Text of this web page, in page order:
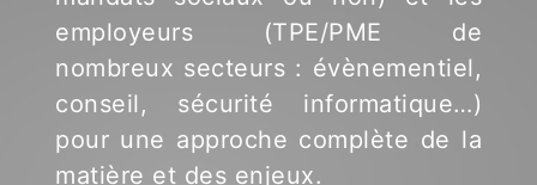
employeurs (TPE/PME de
nombreux secteurs : évènementiel,
conseil, sécurité informatique…)
pour une approche complète de la
matière et des enjeux.